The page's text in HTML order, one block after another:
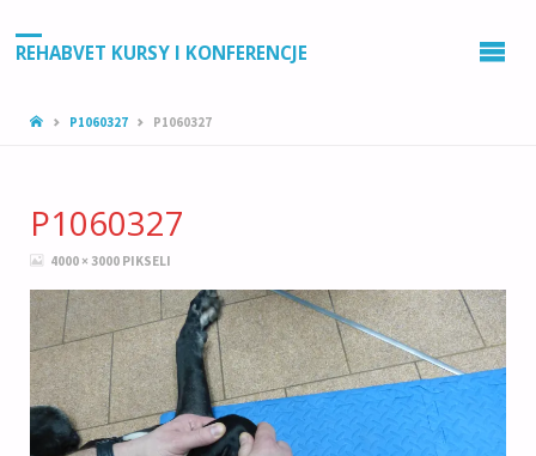
REHABVET KURSY I KONFERENCJE
STRONA
P1060327 P1060327
P1060327
PEŁNY4000 × 3000 PIKSELI